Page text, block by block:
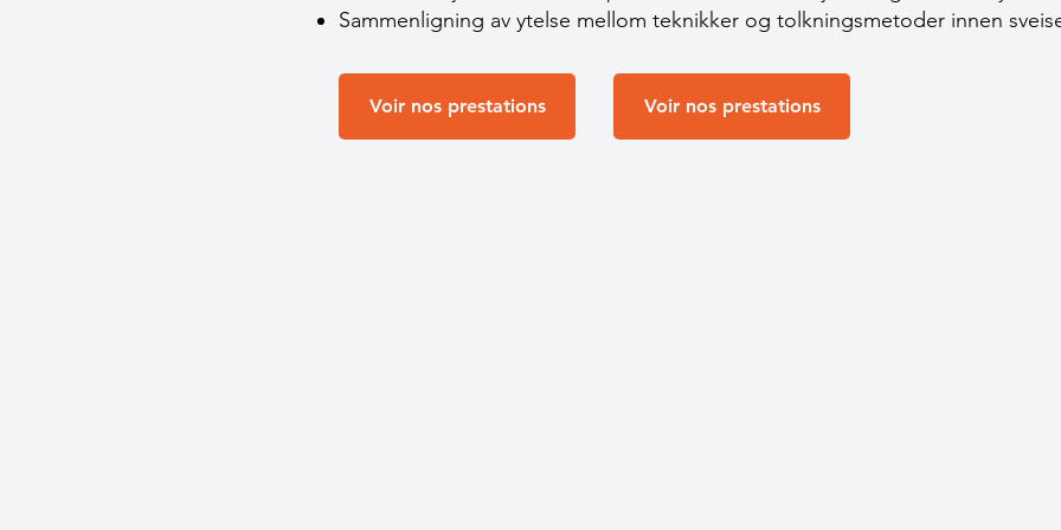
Sammenligning av ytelse mellom teknikker og tolkningsmetoder innen
Voir nos prestations Voir nos prestations